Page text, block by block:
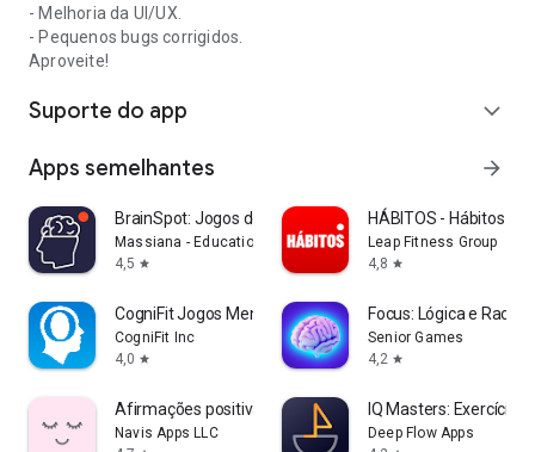
- Melhoria da UI/UX.
- Pequenos bugs corrigidos.
Aproveite!
Suporte do app expand_more
Apps semelhantes arrow_forward
BrainSpot: Jogos de Lógica
Massiana - Educational Games
4,5 star
HÁBITOS - Hábitos
Leap Fitness Group
4,8 star
CogniFit Jogos Mentais
CogniFit Inc
4,0 star
Focus: Lógica e
Senior Games
4,2 star
Afirmações positivas
Navis Apps LLC
IQ Masters: Exercícios
Deep Flow Apps